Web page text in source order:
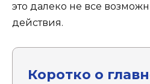
это далеко не все
действия.
Коротко о